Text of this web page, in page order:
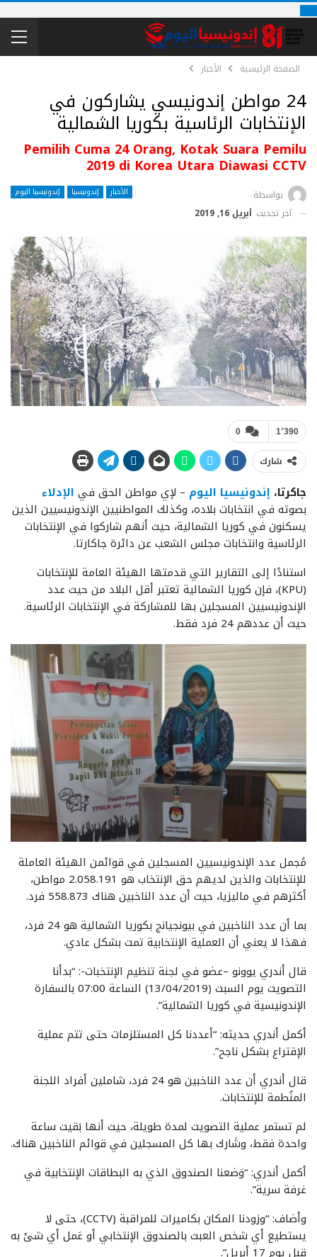
الصفحة الرئيسية الأخبار
24 مواطن إندونيسي يشاركون في
الإنتخابات الرئاسية بكوريا الشمالية
Pemilih Cuma 24 Orang, Kotak Suara Pemilu
2019 di Korea Utara Diawasi CCTV
الأخبار إندونيسيا إندونيسيا اليوم
بواسطة
آخر تحديث أبريل 16, 2019
0 1٬390
شارك
جاكرتا، إندونيسيا اليوم – لإي مواطن الحق في الإدلاء
بصوته في انتخابات بلاده، وكذلك المواطنيين الإندونيسيين الذين
يسكنون في كوريا الشمالية، حيث أنهم شاركوا في الإنتخابات
الرئاسية وانتخابات مجلس الشعب عن دائرة جاكارتا.
استنادًا إلى التقارير التي قدمتها الهيئة العامة للإنتخابات
(KPU)، فإن كوريا الشمالية تعتبر أقل البلاد من حيث عدد
الإندونيسيين المسجلين بها للمشاركة في الإنتخابات الرئاسية.
حيث أن عددهم 24 فرد فقط.
مُجمل عدد الإندونيسيين المسجلين في قوائمن الهيئة العاملة
للإنتخابات والذين لديهم حق الإنتخاب هو 2.058.191 مواطن،
أكثرهم في ماليزيا، حيث أن عدد الناخبين هناك 558.873 فرد.
بما أن عدد الناخبين في بيونجيانج بكوريا الشمالية هو 24 فرد،
فهذا لا يعني أن العملية الإنتخابية تمت بشكل عادي.
قال أندري يوونو –عضو في لجنة تنظيم الإنتخبات-: “بدأنا
التصويت يوم السبت (13/04/2019) الساعة 07:00 بالسفارة
الإندونيسية في كوريا الشمالية”.
أكمل أندري حديثه: “أعددنا كل المستلزمات حتى تتم عملية
الإقتراع بشكل ناجح”.
قال أندري أن عدد الناخبين هو 24 فرد، شاملين أفراد اللجنة
المنُطمة للإنتخابات.
لم تستمر عملية التصويت لمدة طويلة، حيث أنها بَقيت ساعة
واحدة فقط، وشَارك بها كل المسجلين في قوائم الناخبين هناك.
أكمل أندري: “وَضعنا الصندوق الذي به البطاقات الإنتخابية في
غرفة سرية”.
وأضاف: “وزودنا المكان بكاميرات للمراقبة (CCTV)، حتى لا
يستطيع أي شخص العبث بالصندوق الإنتخابي أو عَمل أي شئ به
قبل يوم 17 أبريل”.